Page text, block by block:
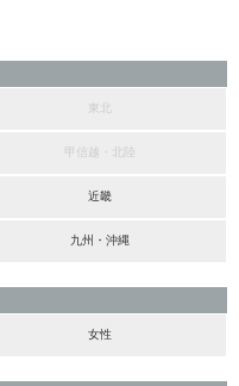
東北
甲信越・北陸
近畿
九州・沖縄
女性